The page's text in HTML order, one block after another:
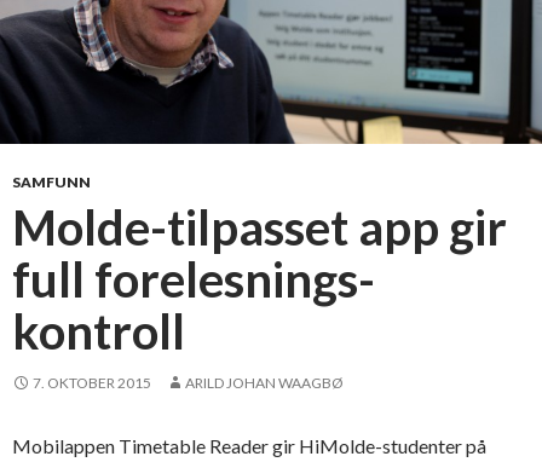
SAMFUNN
Molde-tilpasset app gir
full forelesnings-
kontroll
7. OKTOBER 2015 ARILD JOHAN WAAGBØ
Mobilappen Timetable Reader gir HiMolde-studenter på